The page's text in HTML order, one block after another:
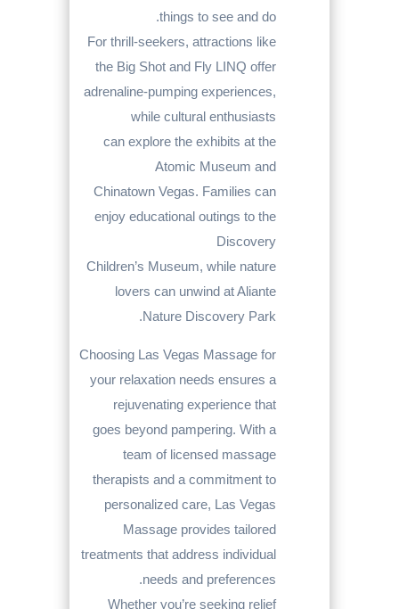
things to see and do.
For thrill-seekers, attractions like
the Big Shot and Fly LINQ offer
adrenaline-pumping experiences,
while cultural enthusiasts
can explore the exhibits at the
Atomic Museum and
Chinatown Vegas. Families can
enjoy educational outings to the
Discovery
Children’s Museum, while nature
lovers can unwind at Aliante
Nature Discovery Park.
Choosing Las Vegas Massage for
your relaxation needs ensures a
rejuvenating experience that
goes beyond pampering. With a
team of licensed massage
therapists and a commitment to
personalized care, Las Vegas
Massage provides tailored
treatments that address individual
needs and preferences.
Whether you’re seeking relief